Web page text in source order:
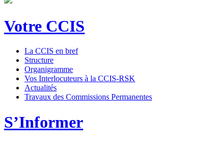
Votre CCIS
La CCIS en bref
Structure
Organigramme
Vos Interlocuteurs à la CCIS-RSK
Actualités
Travaux des Commissions Permanentes
S’Informer